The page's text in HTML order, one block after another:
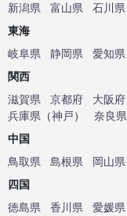
新潟県
富山県 石川県
東海
岐阜県
静岡県 愛知県
関西
滋賀県
京都府 大阪府
兵庫県 （神戸） 奈良県
中国
鳥取県
島根県 岡山県
四国
徳島県
香川県 愛媛県